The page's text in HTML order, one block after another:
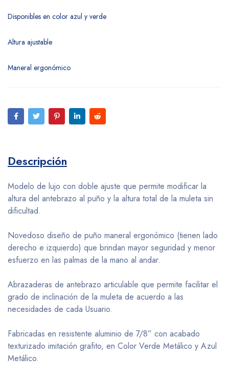
Disponibles en color azul y verde
Altura ajustable
Maneral ergonómico
Descripción
Modelo de lujo con doble ajuste que permite modificar la
altura del antebrazo al puño y la altura total de la muleta sin
dificultad.
Novedoso diseño de puño maneral ergonómico (tienen lado
derecho e izquierdo) que brindan mayor seguridad y menor
esfuerzo en las palmas de la mano al andar.
Abrazaderas de antebrazo articulable que permite facilitar el
grado de inclinación de la muleta de acuerdo a las
necesidades de cada Usuario.
Fabricadas en resistente aluminio de 7/8” con acabado
texturizado imitación grafito, en Color Verde Metálico y Azul
Metálico.